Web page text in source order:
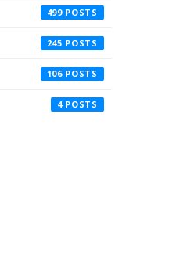
499
245
106
4